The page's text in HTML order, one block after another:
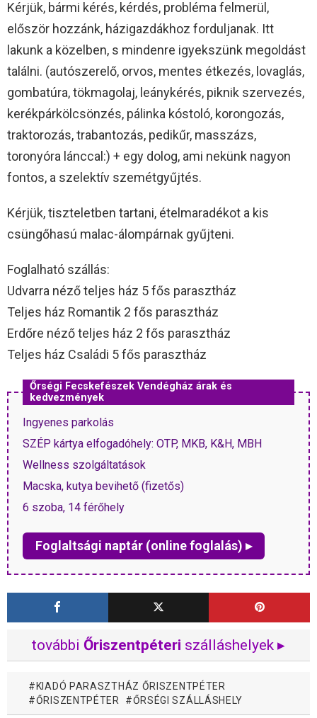
Kérjük, bármi kérés, kérdés, probléma felmerül,
először hozzánk, házigazdákhoz forduljanak. Itt
lakunk a közelben, s mindenre igyekszünk megoldást
találni. (autószerelő, orvos, mentes étkezés, lovaglás,
gombatúra, tökmagolaj, leánykérés, piknik szervezés,
kerékpárkölcsönzés, pálinka kóstoló, korongozás,
traktorozás, trabantozás, pedikűr, masszázs,
toronyóra lánccal:) + egy dolog, ami nekünk nagyon
fontos, a szelektív szemétgyűjtés.
Kérjük, tiszteletben tartani, ételmaradékot a kis
csüngőhasú malac-álompárnak gyűjteni.
Foglalható szállás:
Udvarra néző teljes ház 5 fős parasztház
Teljes ház Romantik 2 fős parasztház
Erdőre néző teljes ház 2 fős parasztház
Teljes ház Családi 5 fős parasztház
Őrségi Fecskefészek Vendégház árak és
kedvezmények
Ingyenes parkolás
SZÉP kártya elfogadóhely: OTP, MKB, K&H, MBH
Wellness szolgáltatások
Macska, kutya bevihető (fizetős)
6 szoba, 14 férőhely
Foglaltsági naptár (online foglalás) ▸
további Őriszentpéteri szálláshelyek ▸
KIADÓ PARASZTHÁZ ŐRISZENTPÉTER
ŐRISZENTPÉTER
ŐRSÉGI SZÁLLÁSHELY